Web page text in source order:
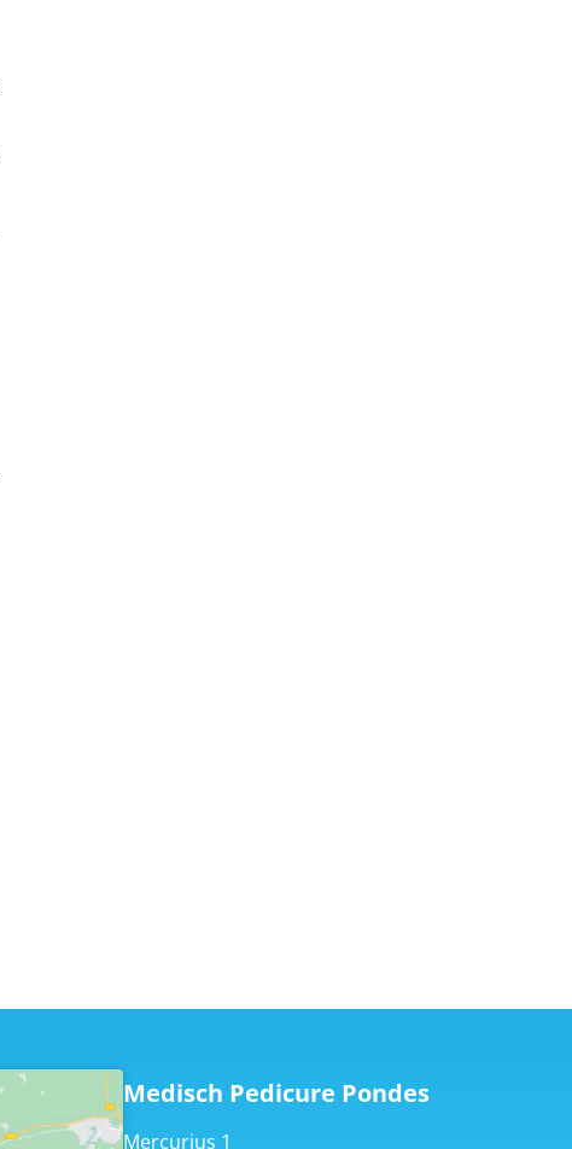
Medisch Pedicure Pondes
Mercurius 1